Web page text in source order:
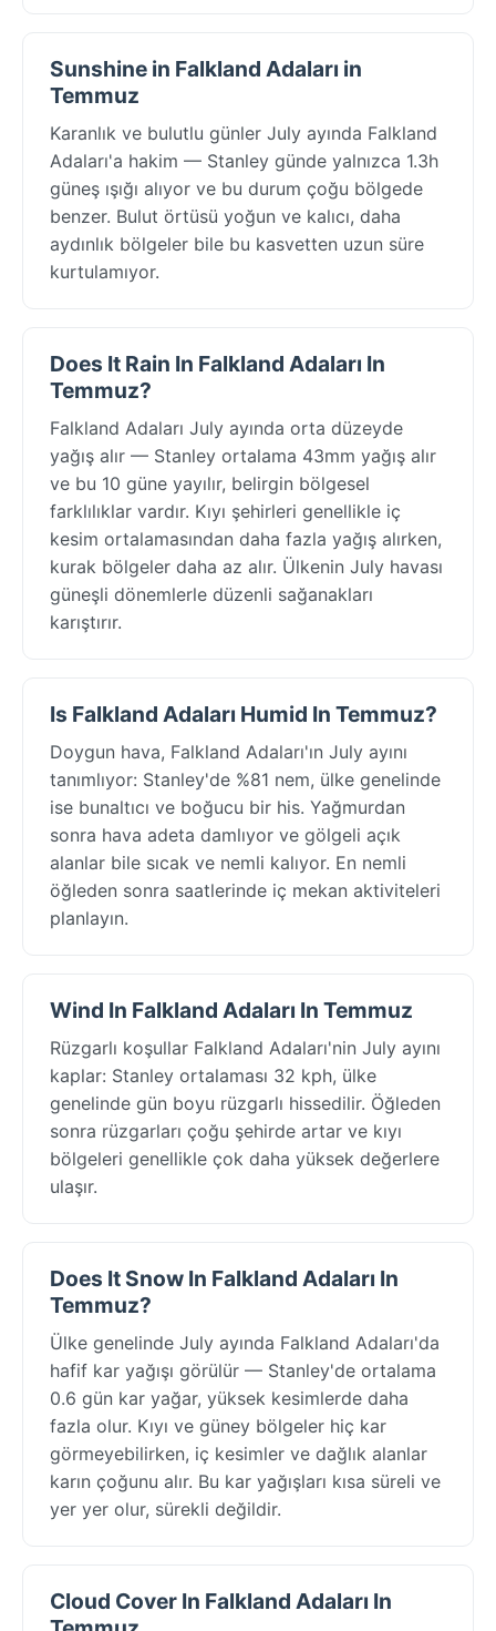
Sunshine in Falkland Adaları in
Temmuz
Karanlık ve bulutlu günler July ayında Falkland
Adaları'a hakim — Stanley günde yalnızca 1.3h
güneş ışığı alıyor ve bu durum çoğu bölgede
benzer. Bulut örtüsü yoğun ve kalıcı, daha
aydınlık bölgeler bile bu kasvetten uzun süre
kurtulamıyor.
Does It Rain In Falkland Adaları In
Temmuz?
Falkland Adaları July ayında orta düzeyde
yağış alır — Stanley ortalama 43mm yağış alır
ve bu 10 güne yayılır, belirgin bölgesel
farklılıklar vardır. Kıyı şehirleri genellikle iç
kesim ortalamasından daha fazla yağış alırken,
kurak bölgeler daha az alır. Ülkenin July havası
güneşli dönemlerle düzenli sağanakları
karıştırır.
Is Falkland Adaları Humid In Temmuz?
Doygun hava, Falkland Adaları'ın July ayını
tanımlıyor: Stanley'de %81 nem, ülke genelinde
ise bunaltıcı ve boğucu bir his. Yağmurdan
sonra hava adeta damlıyor ve gölgeli açık
alanlar bile sıcak ve nemli kalıyor. En nemli
öğleden sonra saatlerinde iç mekan aktiviteleri
planlayın.
Wind In Falkland Adaları In Temmuz
Rüzgarlı koşullar Falkland Adaları'nin July ayını
kaplar: Stanley ortalaması 32 kph, ülke
genelinde gün boyu rüzgarlı hissedilir. Öğleden
sonra rüzgarları çoğu şehirde artar ve kıyı
bölgeleri genellikle çok daha yüksek değerlere
ulaşır.
Does It Snow In Falkland Adaları In
Temmuz?
Ülke genelinde July ayında Falkland Adaları'da
hafif kar yağışı görülür — Stanley'de ortalama
0.6 gün kar yağar, yüksek kesimlerde daha
fazla olur. Kıyı ve güney bölgeler hiç kar
görmeyebilirken, iç kesimler ve dağlık alanlar
karın çoğunu alır. Bu kar yağışları kısa süreli ve
yer yer olur, sürekli değildir.
Cloud Cover In Falkland Adaları In